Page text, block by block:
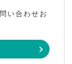
い合わせお